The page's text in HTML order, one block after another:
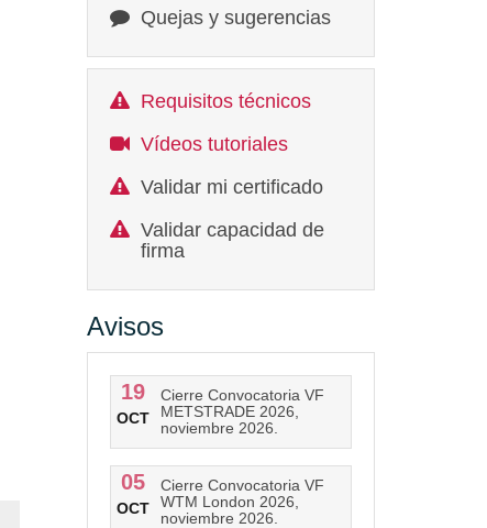
Quejas y sugerencias
Requisitos técnicos
Vídeos tutoriales
Validar mi certificado
Validar capacidad de
firma
Avisos
19
OCT
Cierre Convocatoria VF
METSTRADE 2026,
noviembre 2026.
05
OCT
Cierre Convocatoria VF
WTM London 2026,
noviembre 2026.